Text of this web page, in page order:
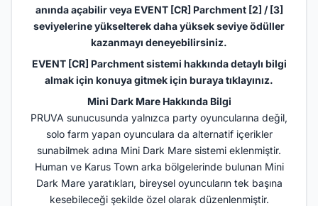
anında açabilir veya EVENT [CR] Parchment [2] / [3]
seviyelerine yükselterek daha yüksek seviye ödüller
kazanmayı deneyebilirsiniz.
EVENT [CR] Parchment sistemi hakkında detaylı bilgi
almak için konuya gitmek için buraya tıklayınız.
Mini Dark Mare Hakkında Bilgi
PRUVA sunucusunda yalnızca party oyuncularına değil,
solo farm yapan oyunculara da alternatif içerikler
sunabilmek adına Mini Dark Mare sistemi eklenmiştir.
Human ve Karus Town arka bölgelerinde bulunan Mini
Dark Mare yaratıkları, bireysel oyuncuların tek başına
kesebileceği şekilde özel olarak düzenlenmiştir.